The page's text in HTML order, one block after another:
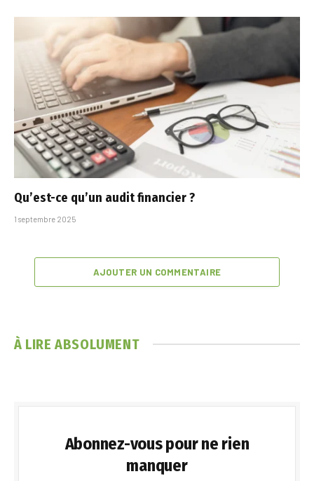
Qu’est-ce qu’un audit financier ?
1 septembre 2025
AJOUTER UN COMMENTAIRE
À LIRE ABSOLUMENT
Abonnez-vous pour ne rien
manquer